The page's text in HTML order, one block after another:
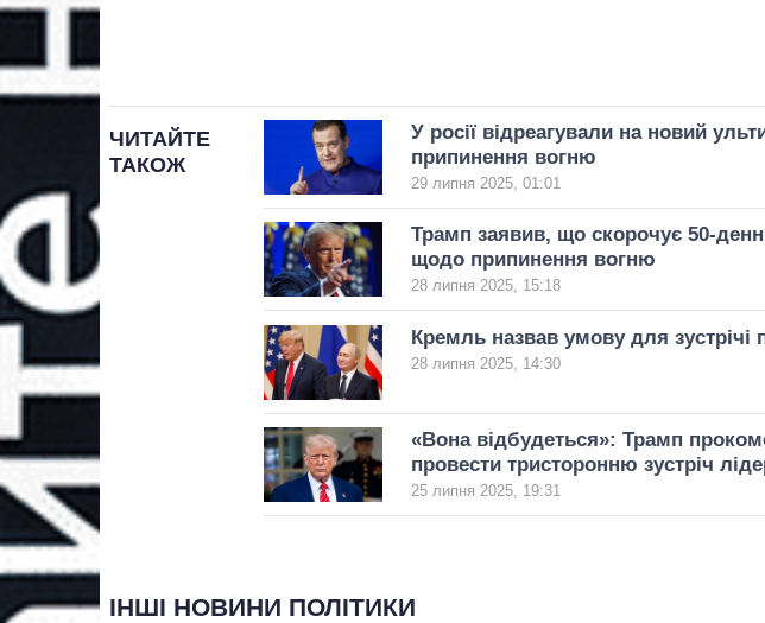
ЧИТАЙТЕ
ТАКОЖ
У росії відреагували на новий
припинення вогню
29 липня 2025, 01:01
Трамп заявив, що скорочує 50-
щодо припинення вогню
28 липня 2025, 15:18
Кремль назвав умову для зустрічі
28 липня 2025, 14:30
«Вона відбудеться»: Трамп
провести тристоронню зустріч
25 липня 2025, 19:31
ІНШІ НОВИНИ ПОЛІТИКИ